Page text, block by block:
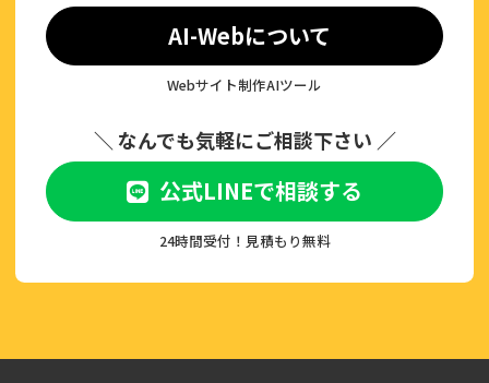
AI-Webについて
Webサイト制作AIツール
＼ なんでも気軽にご相談下さい ／
公式LINEで相談する
24時間受付！見積もり無料